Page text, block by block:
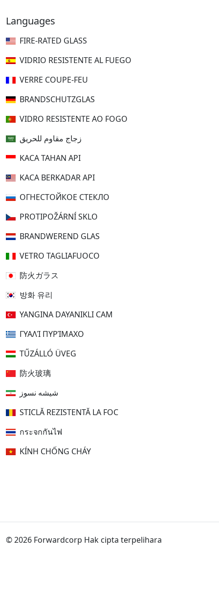
Languages
FIRE-RATED GLASS
VIDRIO RESISTENTE AL FUEGO
VERRE COUPE-FEU
BRANDSCHUTZGLAS
VIDRO RESISTENTE AO FOGO
زجاج مقاوم للحريق
KACA TAHAN API
KACA BERKADAR API
ОГНЕСТОЙКОЕ СТЕКЛО
PROTIPOŽÁRNÍ SKLO
BRANDWEREND GLAS
VETRO TAGLIAFUOCO
防火ガラス
방화 유리
YANGINA DAYANIKLI CAM
ΓΥΑΛΊ ΠΥΡΊΜΑΧΟ
TŰZÁLLÓ ÜVEG
防火玻璃
شیشه نسوز
STICLĂ REZISTENTĂ LA FOC
กระจกกันไฟ
KÍNH CHỐNG CHÁY
© 2026 Forwardcorp Hak cipta terpelihara